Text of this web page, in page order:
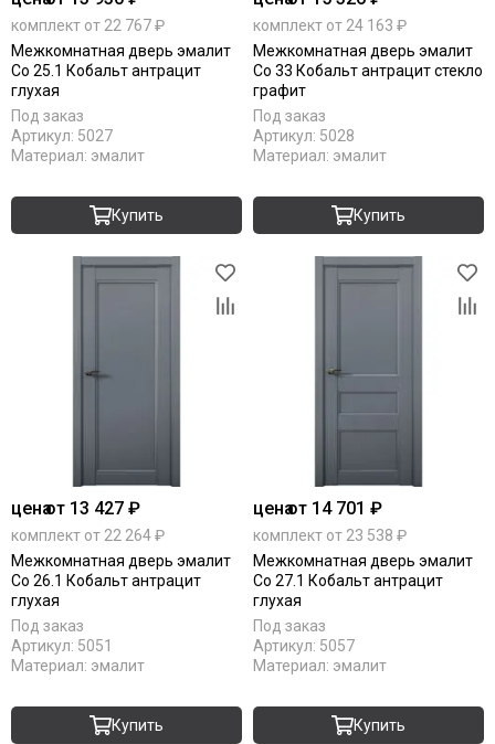
комплект от 22 767 ₽
Межкомнатная дверь эмалит
Co 25.1 Кобальт антрацит
глухая
Под заказ
Артикул: 5027
Материал: эмалит
Купить
комплект от 24 163 ₽
Межкомнатная дверь эмалит
Co 33 Кобальт антрацит стекло
графит
Под заказ
Артикул: 5028
Материал: эмалит
Купить
ценаот 13 427 ₽
комплект от 22 264 ₽
Межкомнатная дверь эмалит
Co 26.1 Кобальт антрацит
глухая
Под заказ
Артикул: 5051
Материал: эмалит
Купить
ценаот 14 701 ₽
комплект от 23 538 ₽
Межкомнатная дверь эмалит
Co 27.1 Кобальт антрацит
глухая
Под заказ
Артикул: 5057
Материал: эмалит
Купить